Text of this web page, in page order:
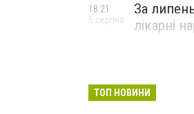
За
лікарні
18:21
5 серпня
ТОП НОВИНИ